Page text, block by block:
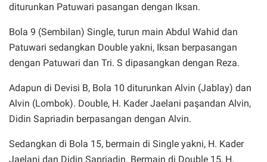
diturunkan Patuwari pasangan dengan Iksan.
Bola 9 (Sembilan) Single, turun main Abdul Wahid dan
Patuwari sedangkan Double yakni, Iksan berpasangan
dengan Patuwari dan Tri. S dipasangkan dengan Reza.
Adapun di Devisi B, Bola 10 diturunkan Alvin (Jablay) dan
Alvin (Lombok). Double, H. Kader Jaelani paşandan Alvin,
Didin Sapriadin berpasangan dengan Alvin.
Sedangkan di Bola 15, bermain di Single yakni, H. Kader
Jaelani dan Didin Sapriadin. Bermain di Double 15, H.